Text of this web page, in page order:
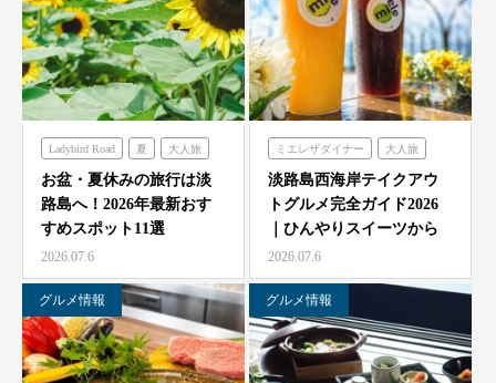
Ladybird Road 夏 大人旅
家族旅 フレンチの森
グランシャリオ
農家レストラン「陽・燦燦」
シェフガーデン
ニジゲンノモリ
お盆・夏休みの旅行は淡
路島へ！2026年最新おす
すめスポット11選
2026.07.6
ミエレザダイナー 大人旅
家族旅 食べる
ハローキティスマイル
ミエレザガーデン
ハローキティショーボックス
のじまスコーラ
クラフトサーカス
淡路島西海岸テイクアウ
トグルメ完全ガイド2026
｜ひんやりスイーツから
絶品グルメまで徹底紹…
2026.07.6
グルメ情報 グルメ情報